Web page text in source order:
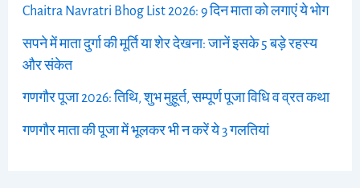
Chaitra Navratri Bhog List 2026: 9 दिन माता को लगाएं ये भोग
सपने में माता दुर्गा की मूर्ति या शेर देखना: जानें इसके 5 बड़े रहस्य
और संकेत
गणगौर पूजा 2026: तिथि, शुभ मुहूर्त, सम्पूर्ण पूजा विधि व व्रत कथा
गणगौर माता की पूजा में भूलकर भी न करें ये 3 गलतियां